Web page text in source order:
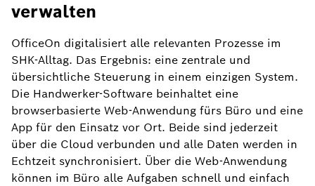
verwalten
OfficeOn digitalisiert alle relevanten Prozesse im
SHK-Alltag. Das Ergebnis: eine zentrale und
übersichtliche Steuerung in einem einzigen System.
Die Handwerker-Software beinhaltet eine
browserbasierte Web-Anwendung fürs Büro und eine
App für den Einsatz vor Ort. Beide sind jederzeit
über die Cloud verbunden und alle Daten werden in
Echtzeit synchronisiert. Über die Web-Anwendung
können im Büro alle Aufgaben schnell und einfach